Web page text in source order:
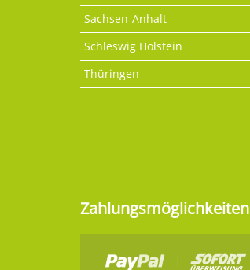
Sachsen-Anhalt
Schleswig Holstein
Thüringen
Zahlungsmöglichkeiten